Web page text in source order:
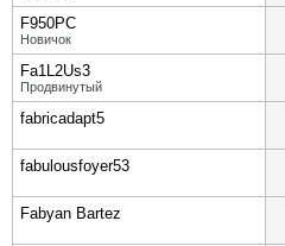
F950PC
Новичок
Fa1L2Us3
Продвинутый
fabricadapt5
fabulousfoyer53
Fabyan Bartez